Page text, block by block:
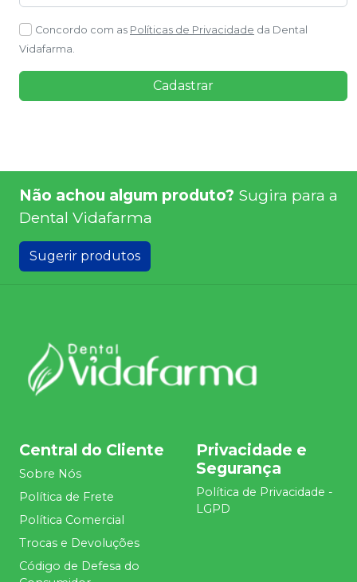
Concordo com as Políticas de Privacidade da Dental
Vidafarma.
Cadastrar
Não achou algum produto? Sugira para a
Dental Vidafarma
Sugerir produtos
Central do Cliente
Sobre Nós
Política de Frete
Política Comercial
Trocas e Devoluções
Código de Defesa do
Privacidade e
Segurança
Política de Privacidade -
LGPD